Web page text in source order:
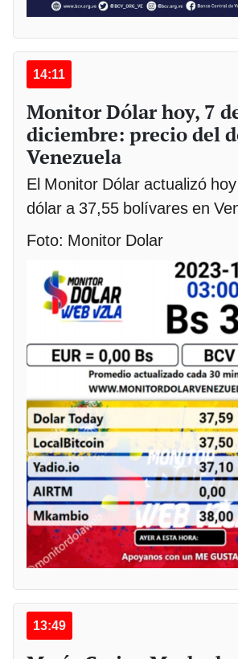
14:11
Monitor Dólar hoy, 7
diciembre: precio del
Venezuela
El Monitor Dólar actualizó
dólar a 37,55 bolívares en
Foto: Monitor Dolar
13:49